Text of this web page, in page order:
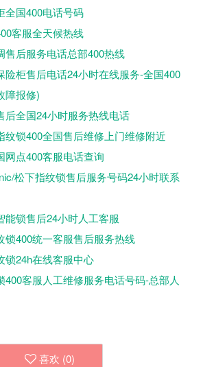
全国400电话号码
客服全天候热线
售后服务电话总部400热线
险柜售后电话24小时在线服务-全国400
障报修)
后全国24小时服务热线电话
纹锁400全国售后维修上门维修附近
网点400客服电话查询
松下指纹锁售后服务号码24小时联系
能锁售后24小时人工客服
锁400统一客服售后服务热线
锁24h在线客服中心
400客服人工维修服务电话号码-总部人
喜欢 (0)